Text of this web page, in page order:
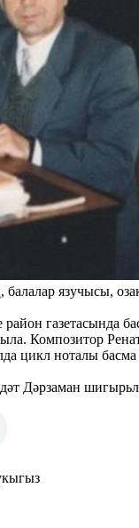
балалар язучысы,
газетасында
Композитор
цикл ноталы
Дәрзаман